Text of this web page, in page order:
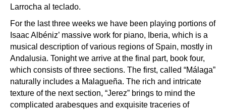
Larrocha al teclado.
For the last three weeks we have been playing portions of
Isaac Albéniz’ massive work for piano, Iberia, which is a
musical description of various regions of Spain, mostly in
Andalusia. Tonight we arrive at the final part, book four,
which consists of three sections. The first, called “Málaga”
naturally includes a Malagueña. The rich and intricate
texture of the next section, “Jerez” brings to mind the
complicated arabesques and exquisite traceries of